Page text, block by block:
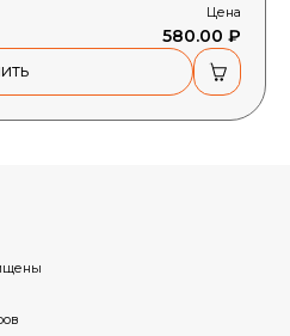
Цена
580.00 ₽